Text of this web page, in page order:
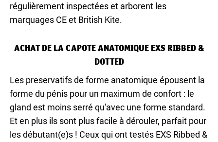
régulièrement inspectées et arborent les
marquages CE et British Kite.
ACHAT DE LA CAPOTE ANATOMIQUE EXS RIBBED &
DOTTED
Les preservatifs de forme anatomique épousent la
forme du pénis pour un maximum de confort : le
gland est moins serré qu'avec une forme standard.
Et en plus ils sont plus facile à dérouler, parfait pour
les débutant(e)s ! Ceux qui ont testés EXS Ribbed &